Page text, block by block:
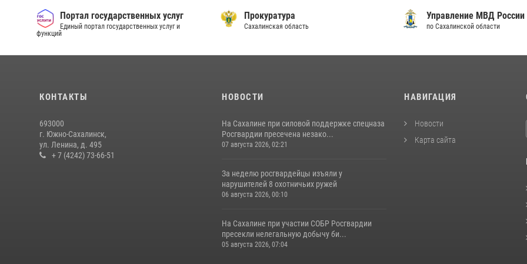
Портал государственных услуг
Единый портал государственных услуг и
функций
Прокуратура
Сахалинская область
Управление МВД России
по Сахалинской области
КОНТАКТЫ
693000
г. Южно-Сахалинск,
ул. Ленина, д. 495
+ 7 (4242) 73-66-51
НОВОСТИ
На Сахалине при силовой поддержке спецназа
Росгвардии пресечена незако...
07 августа 2026, 02:21
За неделю росгвардейцы изъяли у
нарушителей 8 охотничьих ружей
06 августа 2026, 00:10
На Сахалине при участии СОБР Росгвардии
пресекли нелегальную добычу би...
05 августа 2026, 07:04
НАВИГАЦИЯ
Новости
Карта сайта